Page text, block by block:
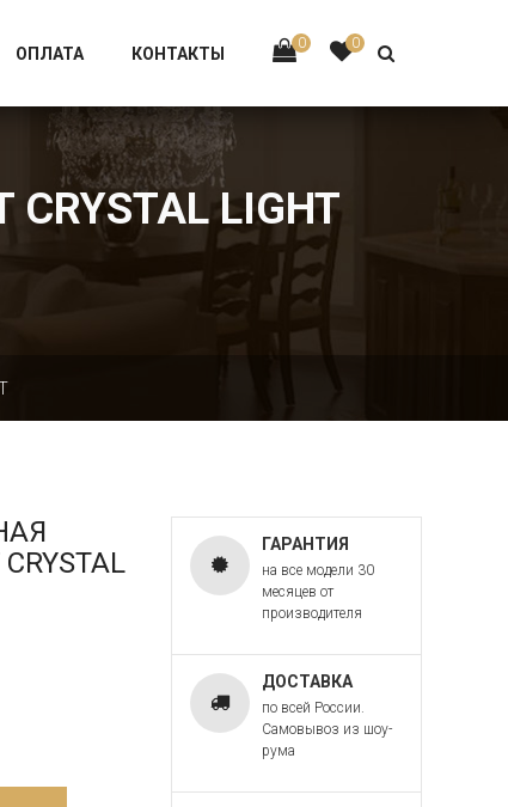
0 0
ОПЛАТА КОНТАКТЫ
LIGHT
ГАРАНТИЯ
на все модели 30
месяцев от
производителя
ДОСТАВКА
по всей России.
Самовывоз из шоу-
рума